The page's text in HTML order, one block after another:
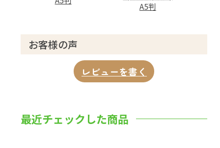
A5判
お客様の声
レビューを書く
最近チェックした商品